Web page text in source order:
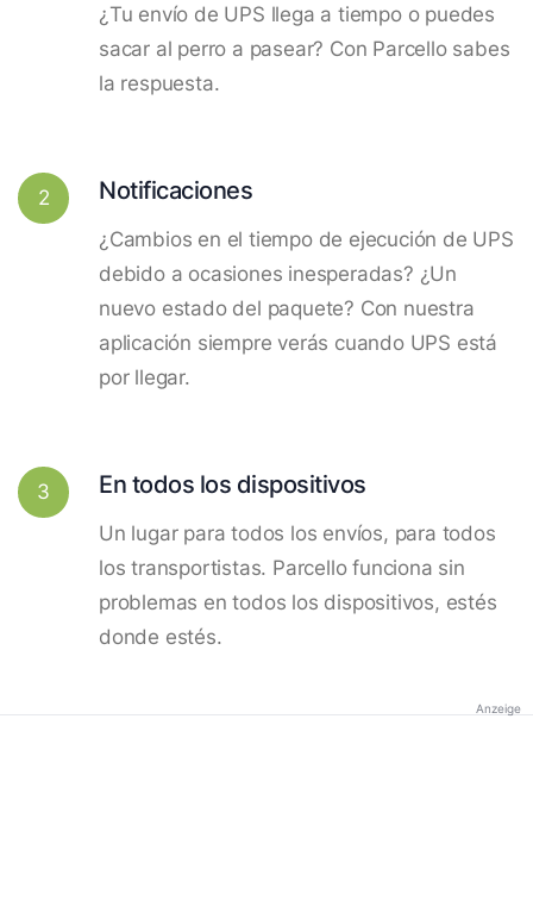
¿Tu envío de UPS llega a tiempo o puedes
sacar al perro a pasear? Con Parcello sabes
la respuesta.
2 Notificaciones
¿Cambios en el tiempo de ejecución de UPS
debido a ocasiones inesperadas? ¿Un
nuevo estado del paquete? Con nuestra
aplicación siempre verás cuando UPS está
por llegar.
3 En todos los dispositivos
Un lugar para todos los envíos, para todos
los transportistas. Parcello funciona sin
problemas en todos los dispositivos, estés
donde estés.
Anzeige